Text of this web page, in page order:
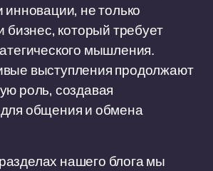
не только
бизнес, который требует
мышления.
выступления продолжают
роль, создавая
общения и обмена
нашего блога мы